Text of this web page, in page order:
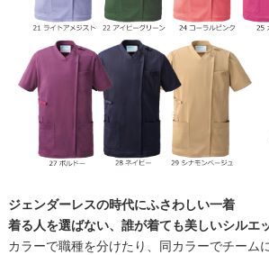
ジェンダーレスの時代にふさわしい一着
着る人を選ばない、誰が着ても美しいシルエ
カラーで職種を分けたり、同カラーでチーム